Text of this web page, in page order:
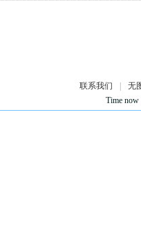
联系我们
无
Time now